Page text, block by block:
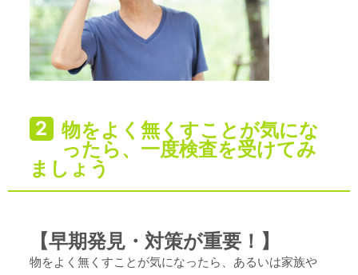
物をよく無くすことが気にな
ったら、一度検査を受けてみ
ましょう
【早期発見・対策が重要！】
物をよく無くすことが気になったら、あるいは家族や